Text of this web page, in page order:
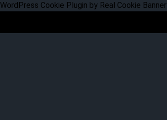
WordPress Cookie Plugin by Real Cookie Banner